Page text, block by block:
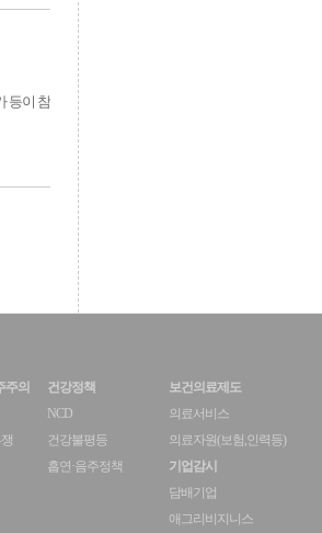
등이 참
주의
건강정책
NCD
건강불평등
흡연·음주정책
보건의료제도
의료서비스
의료자원(보험,인력등)
기업감시
담배기업
애그리비지니스